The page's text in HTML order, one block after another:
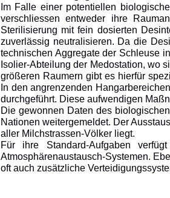
Im Falle einer potentiellen
verschliessen entweder ihre
Sterilisierung mit fein dosierten
zuverlässig neutralisieren. Da die
technischen Aggregate der Schleuse
Isolier-Abteilung der Medostation, wo
größeren Raumern gibt es hierfür
In den angrenzenden
durchgeführt. Diese aufwendigen
Die gewonnen Daten des
Nationen weitergemeldet. Der
aller Milchstrassen-Völker liegt.
Für ihre Standard-Aufgaben
Atmosphärenaustausch-Systemen.
oft auch zusätzliche